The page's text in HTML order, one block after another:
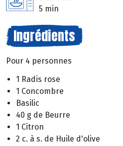
5 min
Ingrédients
Pour 4 personnes
1 Radis rose
1 Concombre
Basilic
40 g de Beurre
1 Citron
2 c. à s. de Huile d'olive